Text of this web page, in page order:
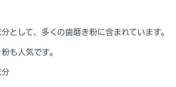
として、多くの歯磨き粉に含まれています。
も人気です。
分